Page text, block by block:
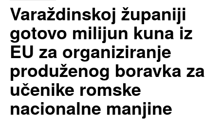
Varaždinskoj županiji
gotovo milijun kuna iz
EU za organiziranje
produženog boravka za
učenike romske
nacionalne manjine